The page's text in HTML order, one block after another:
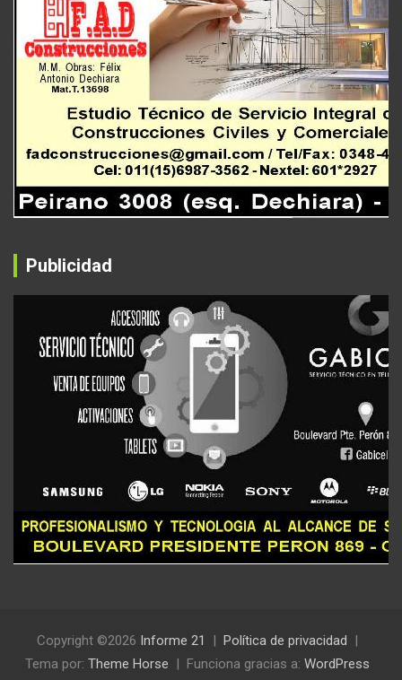
Publicidad
Copyright ©2026 Informe 21
Política de privacidad
Tema por: Theme Horse Funciona gracias a: WordPress